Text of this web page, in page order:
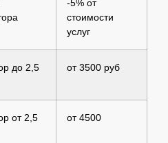
-5% от
стоимости
услуг
до 2,5
от 3500 руб
от 2,5
от 4500